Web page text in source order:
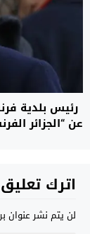
رئيس بلدية
عن “الجزائر
اترك تعليق
لن يتم نشر عنوان